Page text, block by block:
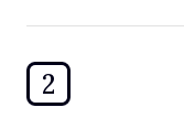
2